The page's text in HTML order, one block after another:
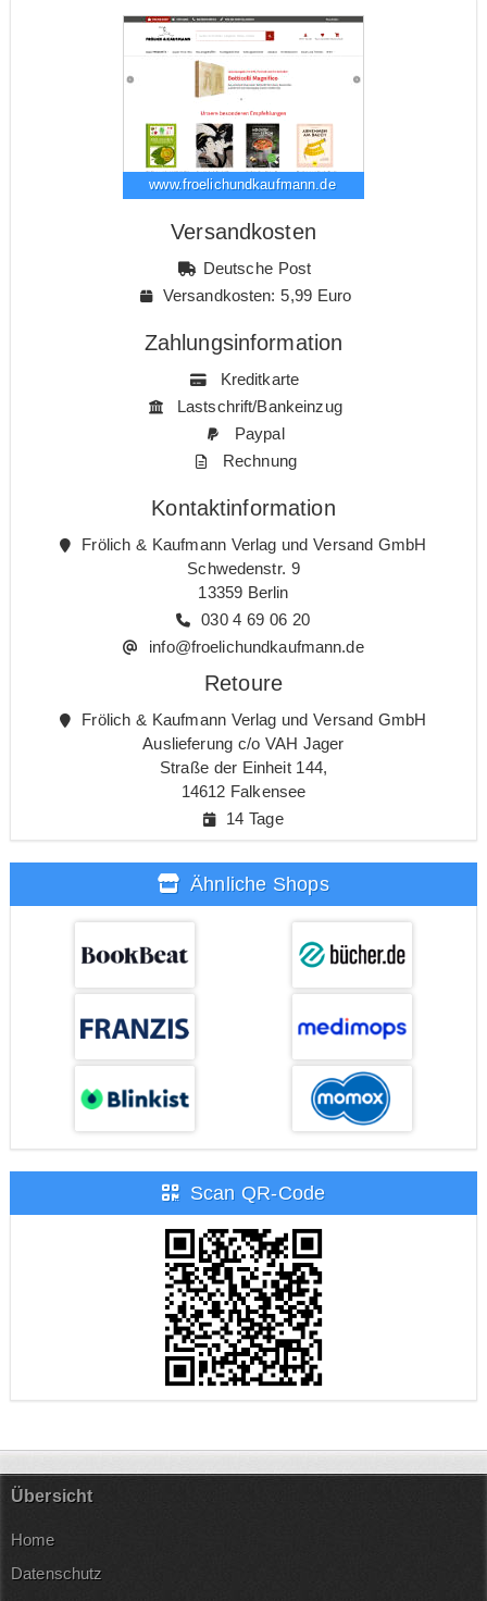
www.froelichundkaufmann.de
Versandkosten
Deutsche Post
Versandkosten: 5,99 Euro
Zahlungsinformation
Kreditkarte
Lastschrift/Bankeinzug
Paypal
Rechnung
Kontaktinformation
Frölich & Kaufmann Verlag und Versand GmbH
Schwedenstr. 9
13359 Berlin
030 4 69 06 20
info@froelichundkaufmann.de
Retoure
Frölich & Kaufmann Verlag und Versand GmbH
Auslieferung c/o VAH Jager
Straße der Einheit 144,
14612 Falkensee
14 Tage
Ähnliche Shops
Scan QR-Code
Übersicht
Home
Datenschutz